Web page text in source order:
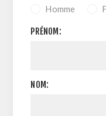
Homme
PRÉNOM:
NOM: